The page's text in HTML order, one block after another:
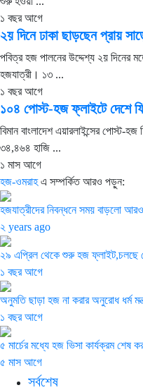
১ বছর আগে
২য় দিনে ঢাকা ছাড়ছেন প্রায়
পবিত্র হজ পালনের উদ্দেশ্য ২য় দিনের
হজযাত্রী। ১৩ ...
১ বছর আগে
১০৪ পোস্ট-হজ ফ্লাইটে দেশে
বিমান বাংলাদেশ এয়ারলাইন্সের পোস্ট-
৩৪,৪৬৪ হাজি ...
১ মাস আগে
হজ-ওমরাহএ সম্পর্কিত আরও পড়ুন:
হজযাত্রীদের নিবন্ধনে সময় বাড়লো
২ years ago
২৯ এপ্রিল থেকে শুরু হজ ফ্লাইট,চলছে
১ বছর আগে
অনুমতি ছাড়া হজ না করার অনুরোধ ধর্ম
১ বছর আগে
৫ মার্চের মধ্যে হজ ভিসা কার্যক্রম শেষ
৫ মাস আগে
সর্বশেষ